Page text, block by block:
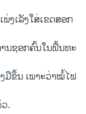
ງ​ເລັງ​ໃສ່​ເຂດ​ສອກ
ນ​ຊອກ​ຄົ້ນ​ໃນ​ພື້ນ​ທະ​
ມືຂຶ້ນ ເພາະວ່າໝໍ້​ໄຟ
.